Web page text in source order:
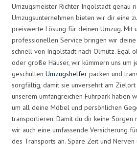
Umzugsmeister Richter Ingolstadt genau
Umzugsunternehmen bieten wir dir eine
preiswerte Lösung für deinen Umzug. Mit
professionellen Service bringen wir
schnell von Ingolstadt nach Olmütz. Egal
oder große Häuser, wir kümmern uns um
geschulten Umzugshelfer packen und
sorgfältig, damit sie unversehrt am Zielort
unserem umfangreichen Fuhrpark haben
um all deine Möbel und persönlichen
transportieren. Damit du dir keine Sorgen
wir auch eine umfassende Versicherung
des Transports an. Spare Zeit und